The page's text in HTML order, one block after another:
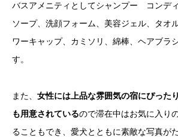
バスアメニティとしてシャンプー コンデ
ソープ、洗顔フォーム、美容ジェル、タオ
ワーキャップ、カミソリ、綿棒、ヘアブラ
す。
また、 女性には上品な雰囲気の宿にぴった
も用意されているので滞在中はお気に入り
ることもでき、愛犬とともに素敵な写真が